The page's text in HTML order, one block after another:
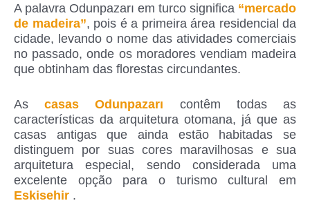
A palavra Odunpazarı em turco significa “mercado
de madeira”, pois é a primeira área residencial da
cidade, levando o nome das atividades comerciais
no passado, onde os moradores vendiam madeira
que obtinham das florestas circundantes.
As casas Odunpazarı contêm todas as
características da arquitetura otomana, já que as
casas antigas que ainda estão habitadas se
distinguem por suas cores maravilhosas e sua
arquitetura especial, sendo considerada uma
excelente opção para o turismo cultural em
Eskisehir .